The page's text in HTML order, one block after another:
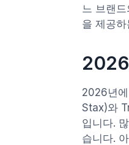
느 브랜드
을 제공
2026년
Stax)와
입니다.
습니다.